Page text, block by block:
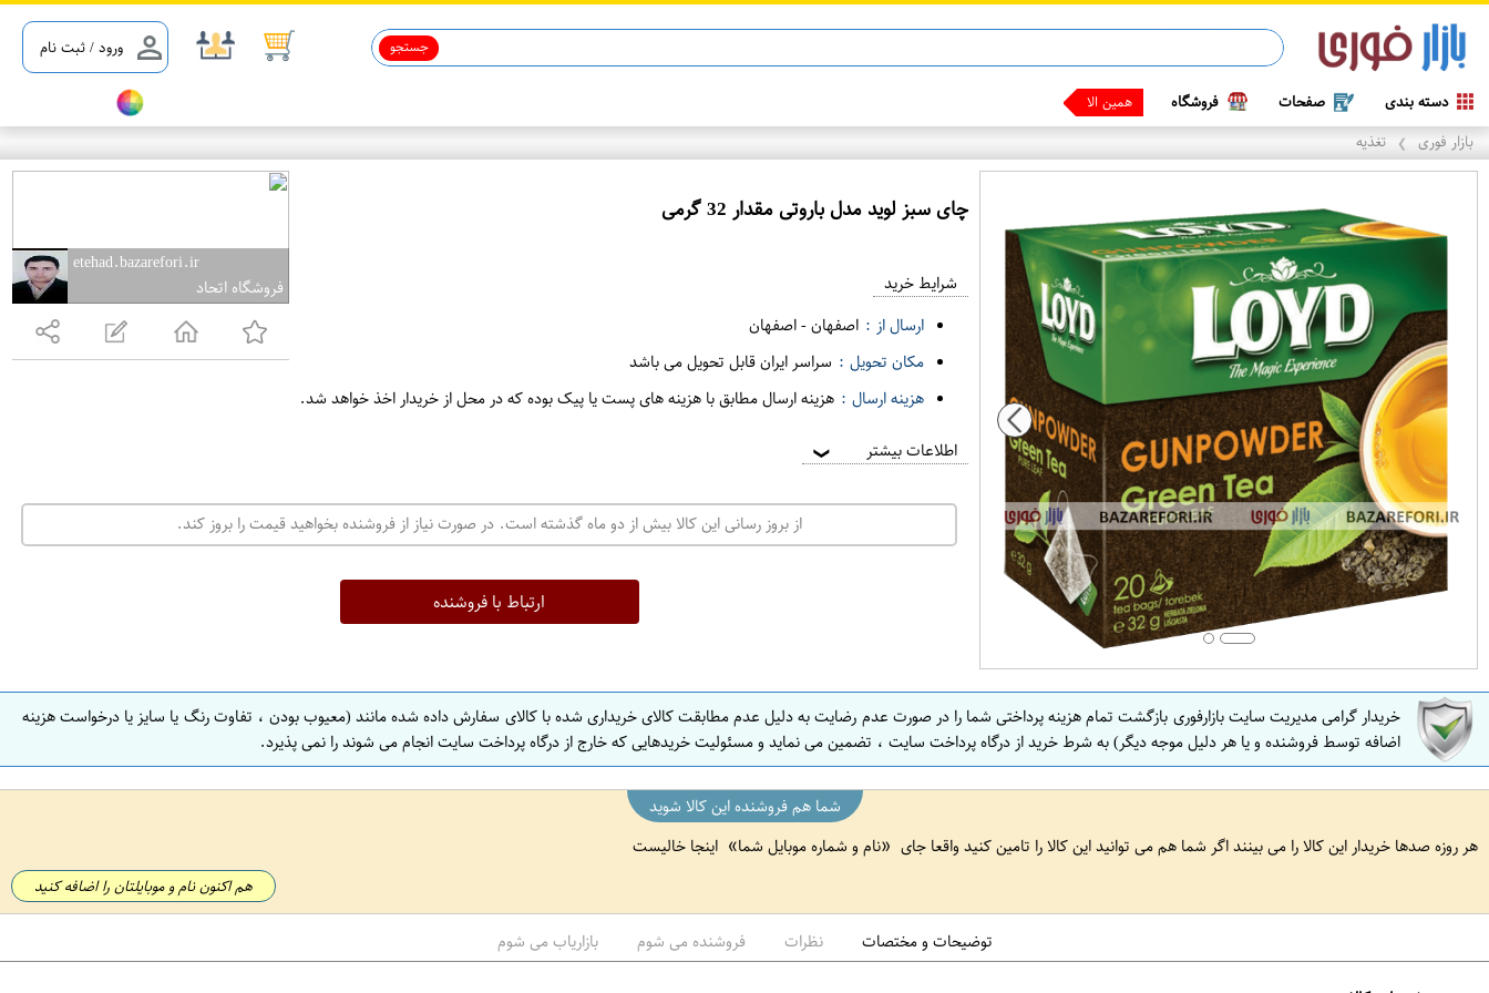
ورود / ثبت نام جستجو
دسته بندی صفحات فروشگاه همین الان وقتشه ،
بازار فوری ❯ تغذیه
etehad.bazarefori.ir
فروشگاه اتحاد
چای سبز لوید مدل باروتی مقدار 32 گرمی‌
ف
ر
و
ت
ه
ص
ف
ه
ا
ن
ا
ف
ه
شرایط خرید
ارسال از : اصفهان-اصفهان
مکان تحویل : سراسر ایران قابل تحویل می باشد
هزینه ارسال : هزینه ارسال مطابق با هزینه های پست یا پیک بوده که در محل از خریدار اخذ خواهد شد.
اطلاعات بیشتر ❯
از بروز رسانی این کالا بیش از دو ماه گذشته است. در صورت نیاز از فروشنده بخواهید قیمت را بروز کند.
ارتباط با فروشنده
خریدار گرامی مدیریت سایت بازارفوری بازگشت تمام هزینه پرداختی شما را در صورت عدم رضایت به دلیل عدم مطابقت کالای خریداری شده با کالای سفارش داده شده مانند (معیوب بودن ، تفاوت رنگ یا سایز یا درخواست هزینه
اضافه توسط فروشنده و یا هر دلیل موجه دیگر) به شرط خرید از درگاه پرداخت سایت ، تضمین می نماید و مسئولیت خریدهایی که خارج از درگاه پرداخت سایت انجام می شوند را نمی پذیرد.
شما هم فروشنده این کالا شوید
هر روزه صدها خریدار این کالا را می بینند اگر شما هم می توانید این کالا را تامین کنید واقعا جای
نام و شماره موبایل شما اینجا خالیست
هم اکنون نام و موبایلتان را اضافه کنید
توضیحات و مختصات نظرات فروشنده می شوم بازاریاب می شوم